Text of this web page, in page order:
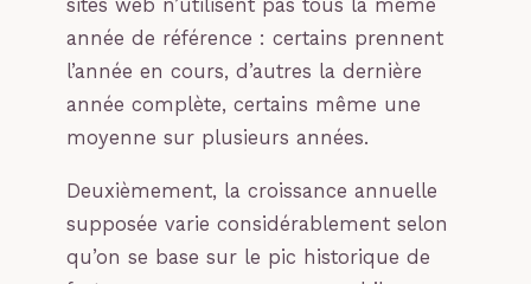
sites web n’utilisent pas tous la même
année de référence : certains prennent
l’année en cours, d’autres la dernière
année complète, certains même une
moyenne sur plusieurs années.
Deuxièmement, la croissance annuelle
supposée varie considérablement selon
qu’on se base sur le pic historique de